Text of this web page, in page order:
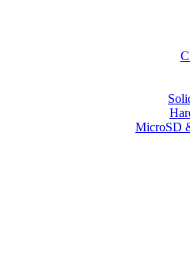
MicroSD